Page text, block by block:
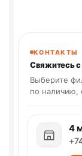
КОНТАКТЫ
Свяжитесь
Выберите
по наличию,
4